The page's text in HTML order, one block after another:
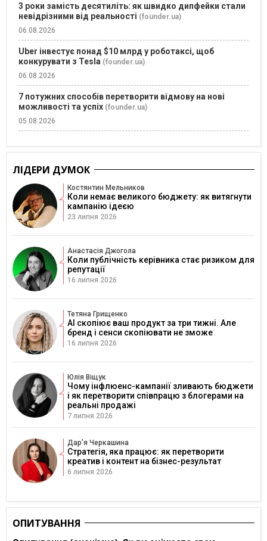
3 роки замість десятиліть: як швидко дипфейки стали
невідрізними від реальності (founder.ua)
06.08.2026
Uber інвестує понад $10 млрд у роботаксі, щоб
конкурувати з Tesla (founder.ua)
06.08.2026
7 потужних способів перетворити відмову на нові
можливості та успіх (founder.ua)
05.08.2026
ЛІДЕРИ ДУМОК
Костянтин Мельников
Коли немає великого бюджету: як витягнути
кампанію ідеєю
23 липня 2026
Анастасія Джогола
Коли публічність керівника стає ризиком для
репутації
16 липня 2026
Тетяна Грищенко
AI скопіює ваш продукт за три тижні. Але
бренд і сенси скопіювати не зможе
16 липня 2026
Юлія Віщук
Чому інфлюенс-кампанії зливають бюджети
і як перетворити співпрацю з блогерами на
реальні продажі
7 липня 2026
Дарʼя Черкашина
Стратегія, яка працює: як перетворити
креатив і контент на бізнес-результат
6 липня 2026
ОПИТУВАННЯ